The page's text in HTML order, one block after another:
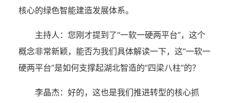
核心的绿色智能建造发展体系。
主持人： 您刚才提到了“一软一硬两平台”，这个
概念非常新颖，能否为我们具体解读一下，这“一软一
硬两平台”是如何支撑起湖北智造的“四梁八柱”的？
李晶杰： 好的，这也是我们推进转型的核心抓